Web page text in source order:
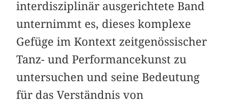
interdisziplinär ausgerichtete Band
unternimmt es, dieses komplexe
Gefüge im Kontext zeitgenössischer
Tanz- und Performancekunst zu
untersuchen und seine Bedeutung
für das Verständnis von